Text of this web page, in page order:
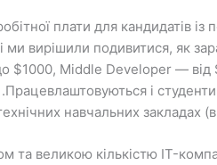
$1000, Middle Developer —
Працевлаштовуються і
навчальних закладах (в
та великою кількістю IT-